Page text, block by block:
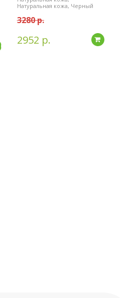
Подробнее
Натуральная кожа, Черный
3280 р.
2952 р.